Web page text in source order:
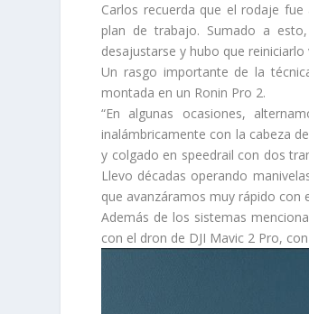
Carlos recuerda que el rodaje
plan de trabajo. Sumado a
desajustarse y hubo que reiniciarlo
Un rasgo importante de la
montada en un Ronin Pro 2.
“En algunas ocasiones,
inalámbricamente con la cabeza
y colgado en speedrail con dos
Llevo décadas operando
que avanzáramos muy rápido con
Además de los sistemas
con el dron de DJI Mavic 2 Pro,